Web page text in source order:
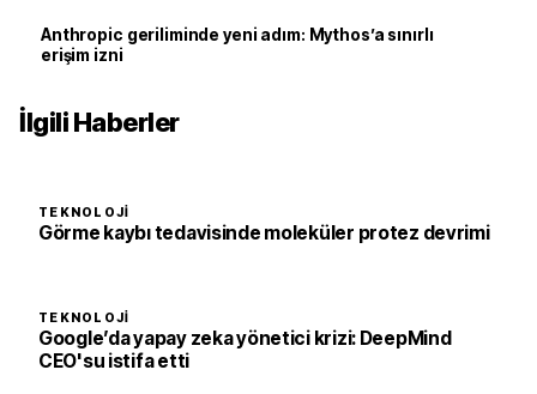
Anthropic geriliminde yeni adım: Mythos’a sınırlı
erişim izni
İlgili Haberler
TEKNOLOJI
Görme kaybı tedavisinde moleküler protez devrimi
TEKNOLOJI
Google’da yapay zeka yönetici krizi: DeepMind
CEO'su istifa etti